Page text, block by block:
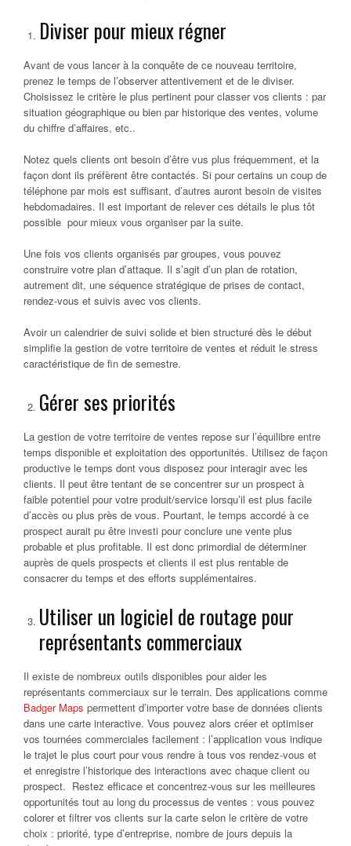
Diviser pour mieux régner
Avant de vous lancer à la conquête de ce nouveau territoire,
prenez le temps de l’observer attentivement et de le diviser.
Choisissez le critère le plus pertinent pour classer vos clients : par
situation géographique ou bien par historique des ventes, volume
du chiffre d’affaires, etc..
Notez quels clients ont besoin d’être vus plus fréquemment, et la
façon dont ils préfèrent être contactés. Si pour certains un coup de
téléphone par mois est suffisant, d’autres auront besoin de visites
hebdomadaires. Il est important de relever ces détails le plus tôt
possible pour mieux vous organiser par la suite.
Une fois vos clients organisés par groupes, vous pouvez
construire votre plan d’attaque. Il s’agit d’un plan de rotation,
autrement dit, une séquence stratégique de prises de contact,
rendez-vous et suivis avec vos clients.
Avoir un calendrier de suivi solide et bien structuré dès le début
simplifie la gestion de votre territoire de ventes et réduit le stress
caractéristique de fin de semestre.
Gérer ses priorités
La gestion de votre territoire de ventes repose sur l’équilibre entre
temps disponible et exploitation des opportunités. Utilisez de façon
productive le temps dont vous disposez pour interagir avec les
clients. Il peut être tentant de se concentrer sur un prospect à
faible potentiel pour votre produit/service lorsqu’il est plus facile
d’accès ou plus près de vous. Pourtant, le temps accordé à ce
prospect aurait pu être investi pour conclure une vente plus
probable et plus profitable. Il est donc primordial de déterminer
auprès de quels prospects et clients il est plus rentable de
consacrer du temps et des efforts supplémentaires.
Utiliser un logiciel de routage pour
représentants commerciaux
Il existe de nombreux outils disponibles pour aider les
représentants commerciaux sur le terrain. Des applications comme
Badger Maps permettent d’importer votre base de données clients
dans une carte interactive. Vous pouvez alors créer et optimiser
vos tournées commerciales facilement : l’application vous indique
le trajet le plus court pour vous rendre à tous vos rendez-vous et
et enregistre l’historique des interactions avec chaque client ou
prospect. Restez efficace et concentrez-vous sur les meilleures
opportunités tout au long du processus de ventes : vous pouvez
colorer et filtrer vos clients sur la carte selon le critère de votre
choix : priorité, type d’entreprise, nombre de jours depuis la